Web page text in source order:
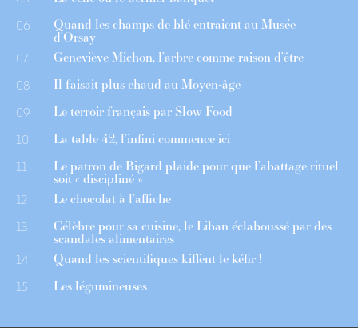
06 Quand les champs de blé entraient au Musée
d’Orsay
07 Geneviève Michon, l’arbre comme raison d’être
08 Il faisait plus chaud au Moyen-âge
09 Le terroir français par Slow Food
10 La table 42, l’infini commence ici
11 Le patron de Bigard plaide pour que l’abattage rituel
soit « discipliné »
12 Le chocolat à l’affiche
13 Célèbre pour sa cuisine, le Liban éclaboussé par des
scandales alimentaires
14 Quand les scientifiques kiffent le kéfir !
15 Les légumineuses